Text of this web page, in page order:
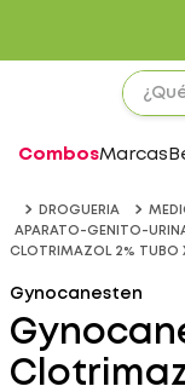
CombosMarcas
DROGUERIA
APARATO-GENITO-
CLOTRIMAZOL 2% TUBO
Gynocanesten